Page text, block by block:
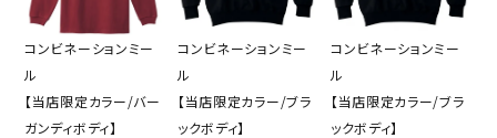
コンビネーションミー
ル
【当店限定カラー/バー
ガンディボディ】
コンビネーションミー
ル
【当店限定カラー/ブラ
ックボディ】
コンビネーションミー
ル
【当店限定カラー/ブラ
ックボディ】